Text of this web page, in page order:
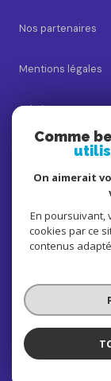
Nos partenaires
Mentions légales
Admin
Nos honoraires
Cookies
© 2026 | Tous
Comme
On aimerait
En poursuivant,
cookies par ce
contenus